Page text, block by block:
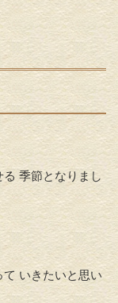
季節となりまし
いきたいと思い